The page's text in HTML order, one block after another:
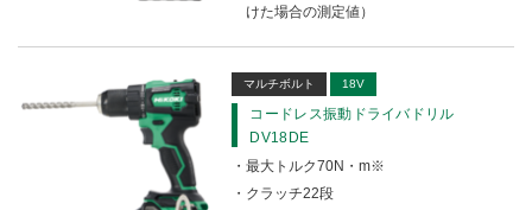
けた場合の測定値）
マルチボルト 18V
コードレス振動ドライバドリル
DV18DE
最大トルク70N・m※
クラッチ22段